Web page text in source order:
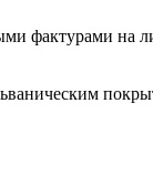
фактурами на